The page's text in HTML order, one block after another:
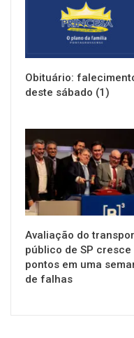
Obituário:
deste sábado (1)
NOTÍCIAS
Avaliação do
público de SP cresce
pontos em uma
de falhas